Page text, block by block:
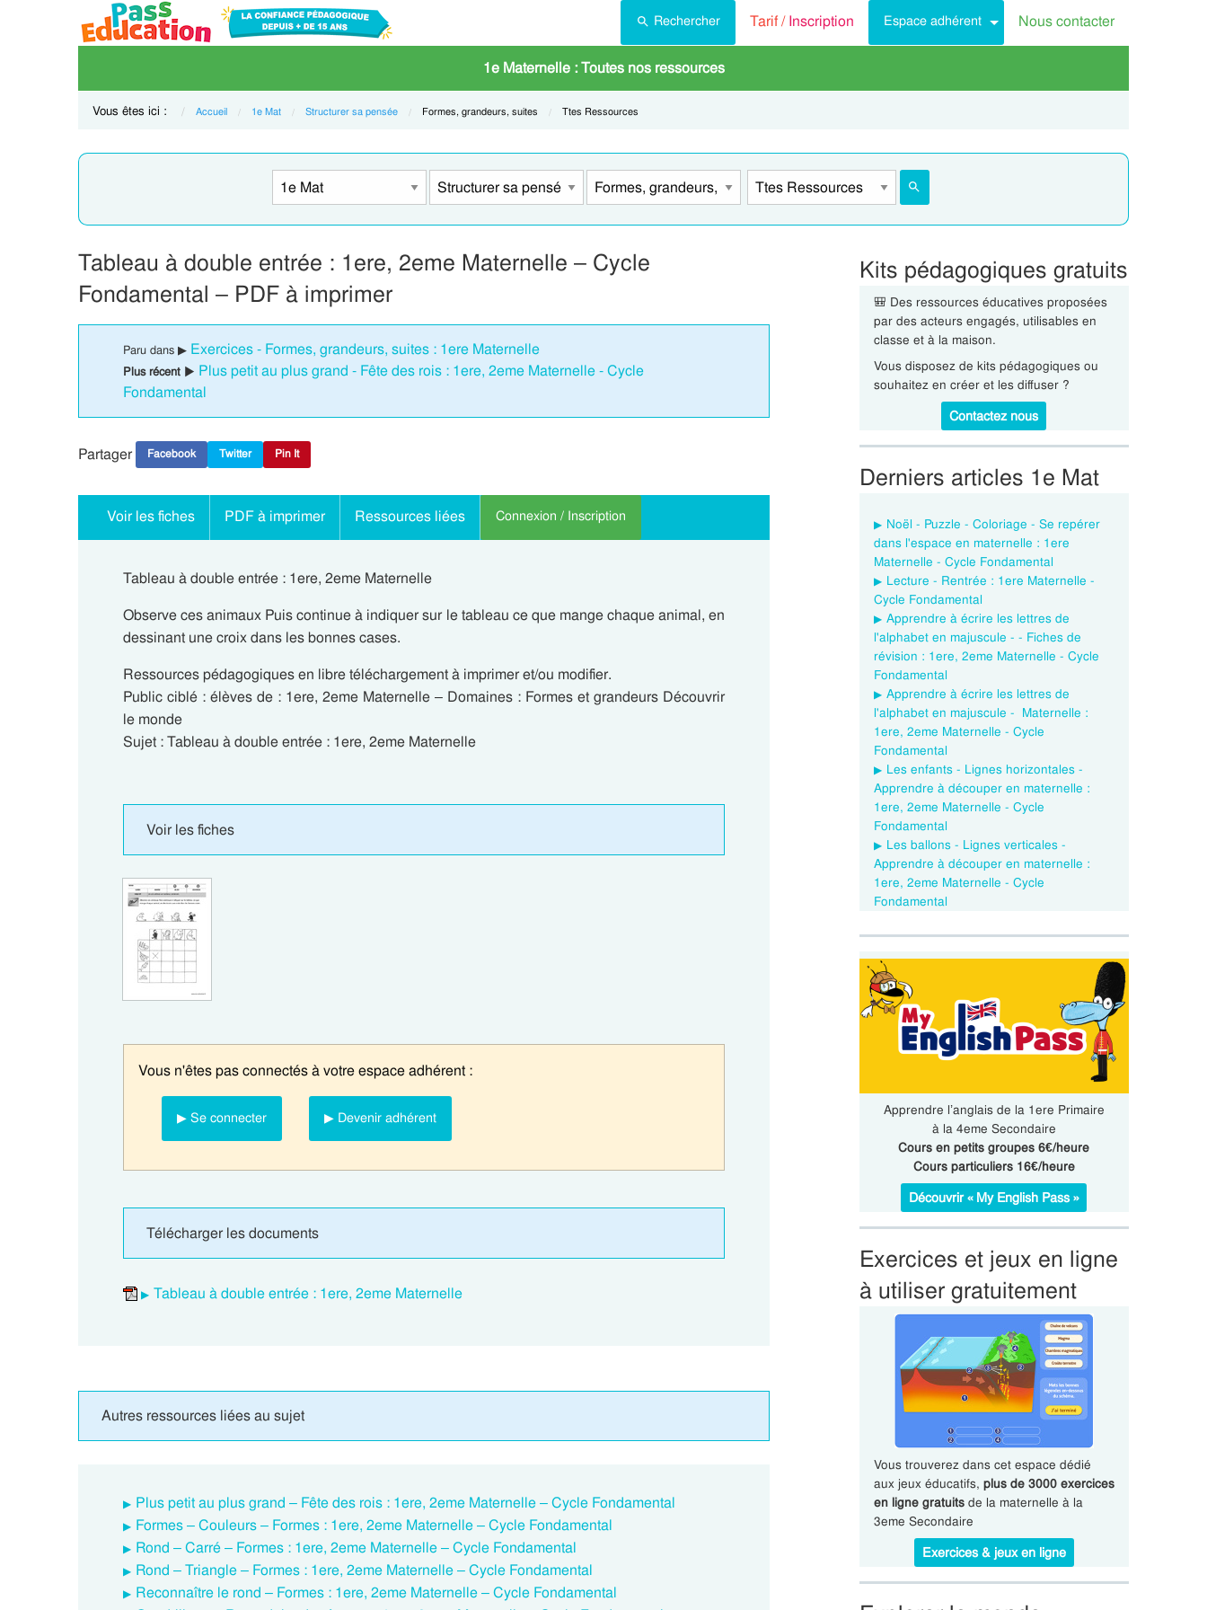
Rechercher Tarif /Inscription Espace adhérent Nous contacter
1e Maternelle : Toutes nos ressources
Vous êtes ici : Accueil 1e Mat Structurer sa pensée Current:
Formes, grandeurs, suites Current:
Ttes Ressources
Tableau à double entrée : 1ere, 2eme Maternelle – Cycle
Fondamental – PDF à imprimer
Paru dans ▶ Exercices - Formes, grandeurs, suites : 1ere Maternelle
Plus récent ▶ Plus petit au plus grand - Fête des rois : 1ere, 2eme Maternelle - Cycle
Fondamental
Partager Facebook Twitter Pin It
Voir les fiches PDF à imprimer Ressources liées Connexion / Inscription
Tableau à double entrée : 1ere, 2eme Maternelle
Observe ces animaux Puis continue à indiquer sur le tableau ce que mange chaque animal, en
dessinant une croix dans les bonnes cases.
Ressources pédagogiques en libre téléchargement à imprimer et/ou modifier.
Public ciblé : élèves de : 1ere, 2eme Maternelle – Domaines : Formes et grandeurs Découvrir
le monde
Sujet : Tableau à double entrée : 1ere, 2eme Maternelle
Voir les fiches
Vous n'êtes pas connectés à votre espace adhérent :
▶ Se connecter ▶ Devenir adhérent
Télécharger les documents
Tableau à double entrée : 1ere, 2eme Maternelle
Autres ressources liées au sujet
Plus petit au plus grand – Fête des rois : 1ere, 2eme Maternelle – Cycle Fondamental
Formes – Couleurs – Formes : 1ere, 2eme Maternelle – Cycle Fondamental
Rond – Carré – Formes : 1ere, 2eme Maternelle – Cycle Fondamental
Rond – Triangle – Formes : 1ere, 2eme Maternelle – Cycle Fondamental
Reconnaître le rond – Formes : 1ere, 2eme Maternelle – Cycle Fondamental
Kits pédagogiques gratuits
🎒 Des ressources éducatives proposées
par des acteurs engagés, utilisables en
classe et à la maison.
Vous disposez de kits pédagogiques ou
souhaitez en créer et les diffuser ?
Contactez nous
Derniers articles 1e Mat
Noël - Puzzle - Coloriage - Se repérer
dans l'espace en maternelle : 1ere
Maternelle - Cycle Fondamental
Lecture - Rentrée : 1ere Maternelle -
Cycle Fondamental
Apprendre à écrire les lettres de
l'alphabet en majuscule - - Fiches de
révision : 1ere, 2eme Maternelle - Cycle
Fondamental
Apprendre à écrire les lettres de
l'alphabet en majuscule - Maternelle :
1ere, 2eme Maternelle - Cycle
Fondamental
Les enfants - Lignes horizontales -
Apprendre à découper en maternelle :
1ere, 2eme Maternelle - Cycle
Fondamental
Les ballons - Lignes verticales -
Apprendre à découper en maternelle :
1ere, 2eme Maternelle - Cycle
Fondamental
Apprendre l’anglais de la 1ere Primaire
à la 4eme Secondaire
Cours en petits groupes 6€/heure
Cours particuliers 16€/heure
Découvrir « My English Pass »
Exercices et jeux en ligne
à utiliser gratuitement
Vous trouverez dans cet espace dédié
aux jeux éducatifs, plus de 3000 exercices
en ligne gratuitsde la maternelle à la
3eme Secondaire
Exercices & jeux en ligne